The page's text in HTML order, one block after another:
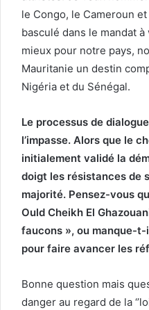
le Congo, le Cameroun
basculé dans le mandat
mieux pour notre pays,
Mauritanie un destin
Nigéria et du Sénégal.
Le processus de
l’impasse. Alors que le
initialement validé la
doigt les résistances de
majorité. Pensez-vous
Ould Cheikh El
faucons », ou manque-
pour faire avancer les
Bonne question mais
danger au regard de la